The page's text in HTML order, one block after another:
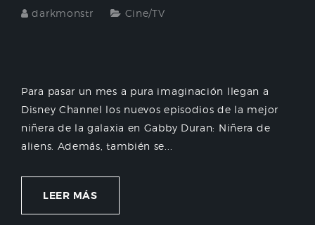
darkmonstr Cine/TV
Para pasar un mes a pura imaginación llegan a
Disney Channel los nuevos episodios de la mejor
niñera de la galaxia en Gabby Duran: Niñera de
aliens. Además, también se...
LEER MÁS